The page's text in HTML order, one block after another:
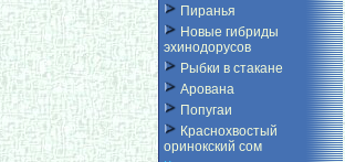
Пиранья
Новые гибриды
эхинодорусов
Рыбки в стакане
Арована
Попугаи
Краснохвостый
оринокский сом